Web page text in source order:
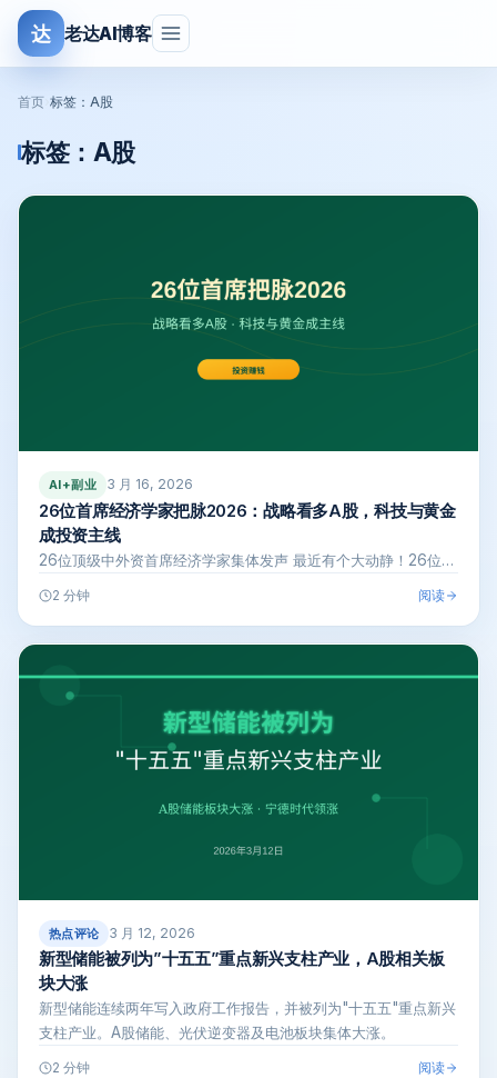
达 老达AI博客
首页 标签：A股
标签： A股
AI+副业 3 月 16, 2026
26位首席经济学家把脉2026：战略看多A股，科技与黄金
成投资主线
26位顶级中外资首席经济学家集体发声 最近有个大动静！26位…
2 分钟 阅读
热点评论 3 月 12, 2026
新型储能被列为”十五五”重点新兴支柱产业，A股相关板
块大涨
新型储能连续两年写入政府工作报告，并被列为"十五五"重点新兴
支柱产业。A股储能、光伏逆变器及电池板块集体大涨。
2 分钟 阅读